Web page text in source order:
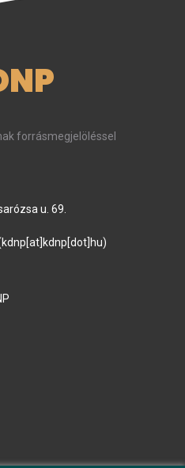
forrásmegjelöléssel
u. 69.